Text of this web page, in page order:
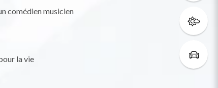
comédien musicien
la vie